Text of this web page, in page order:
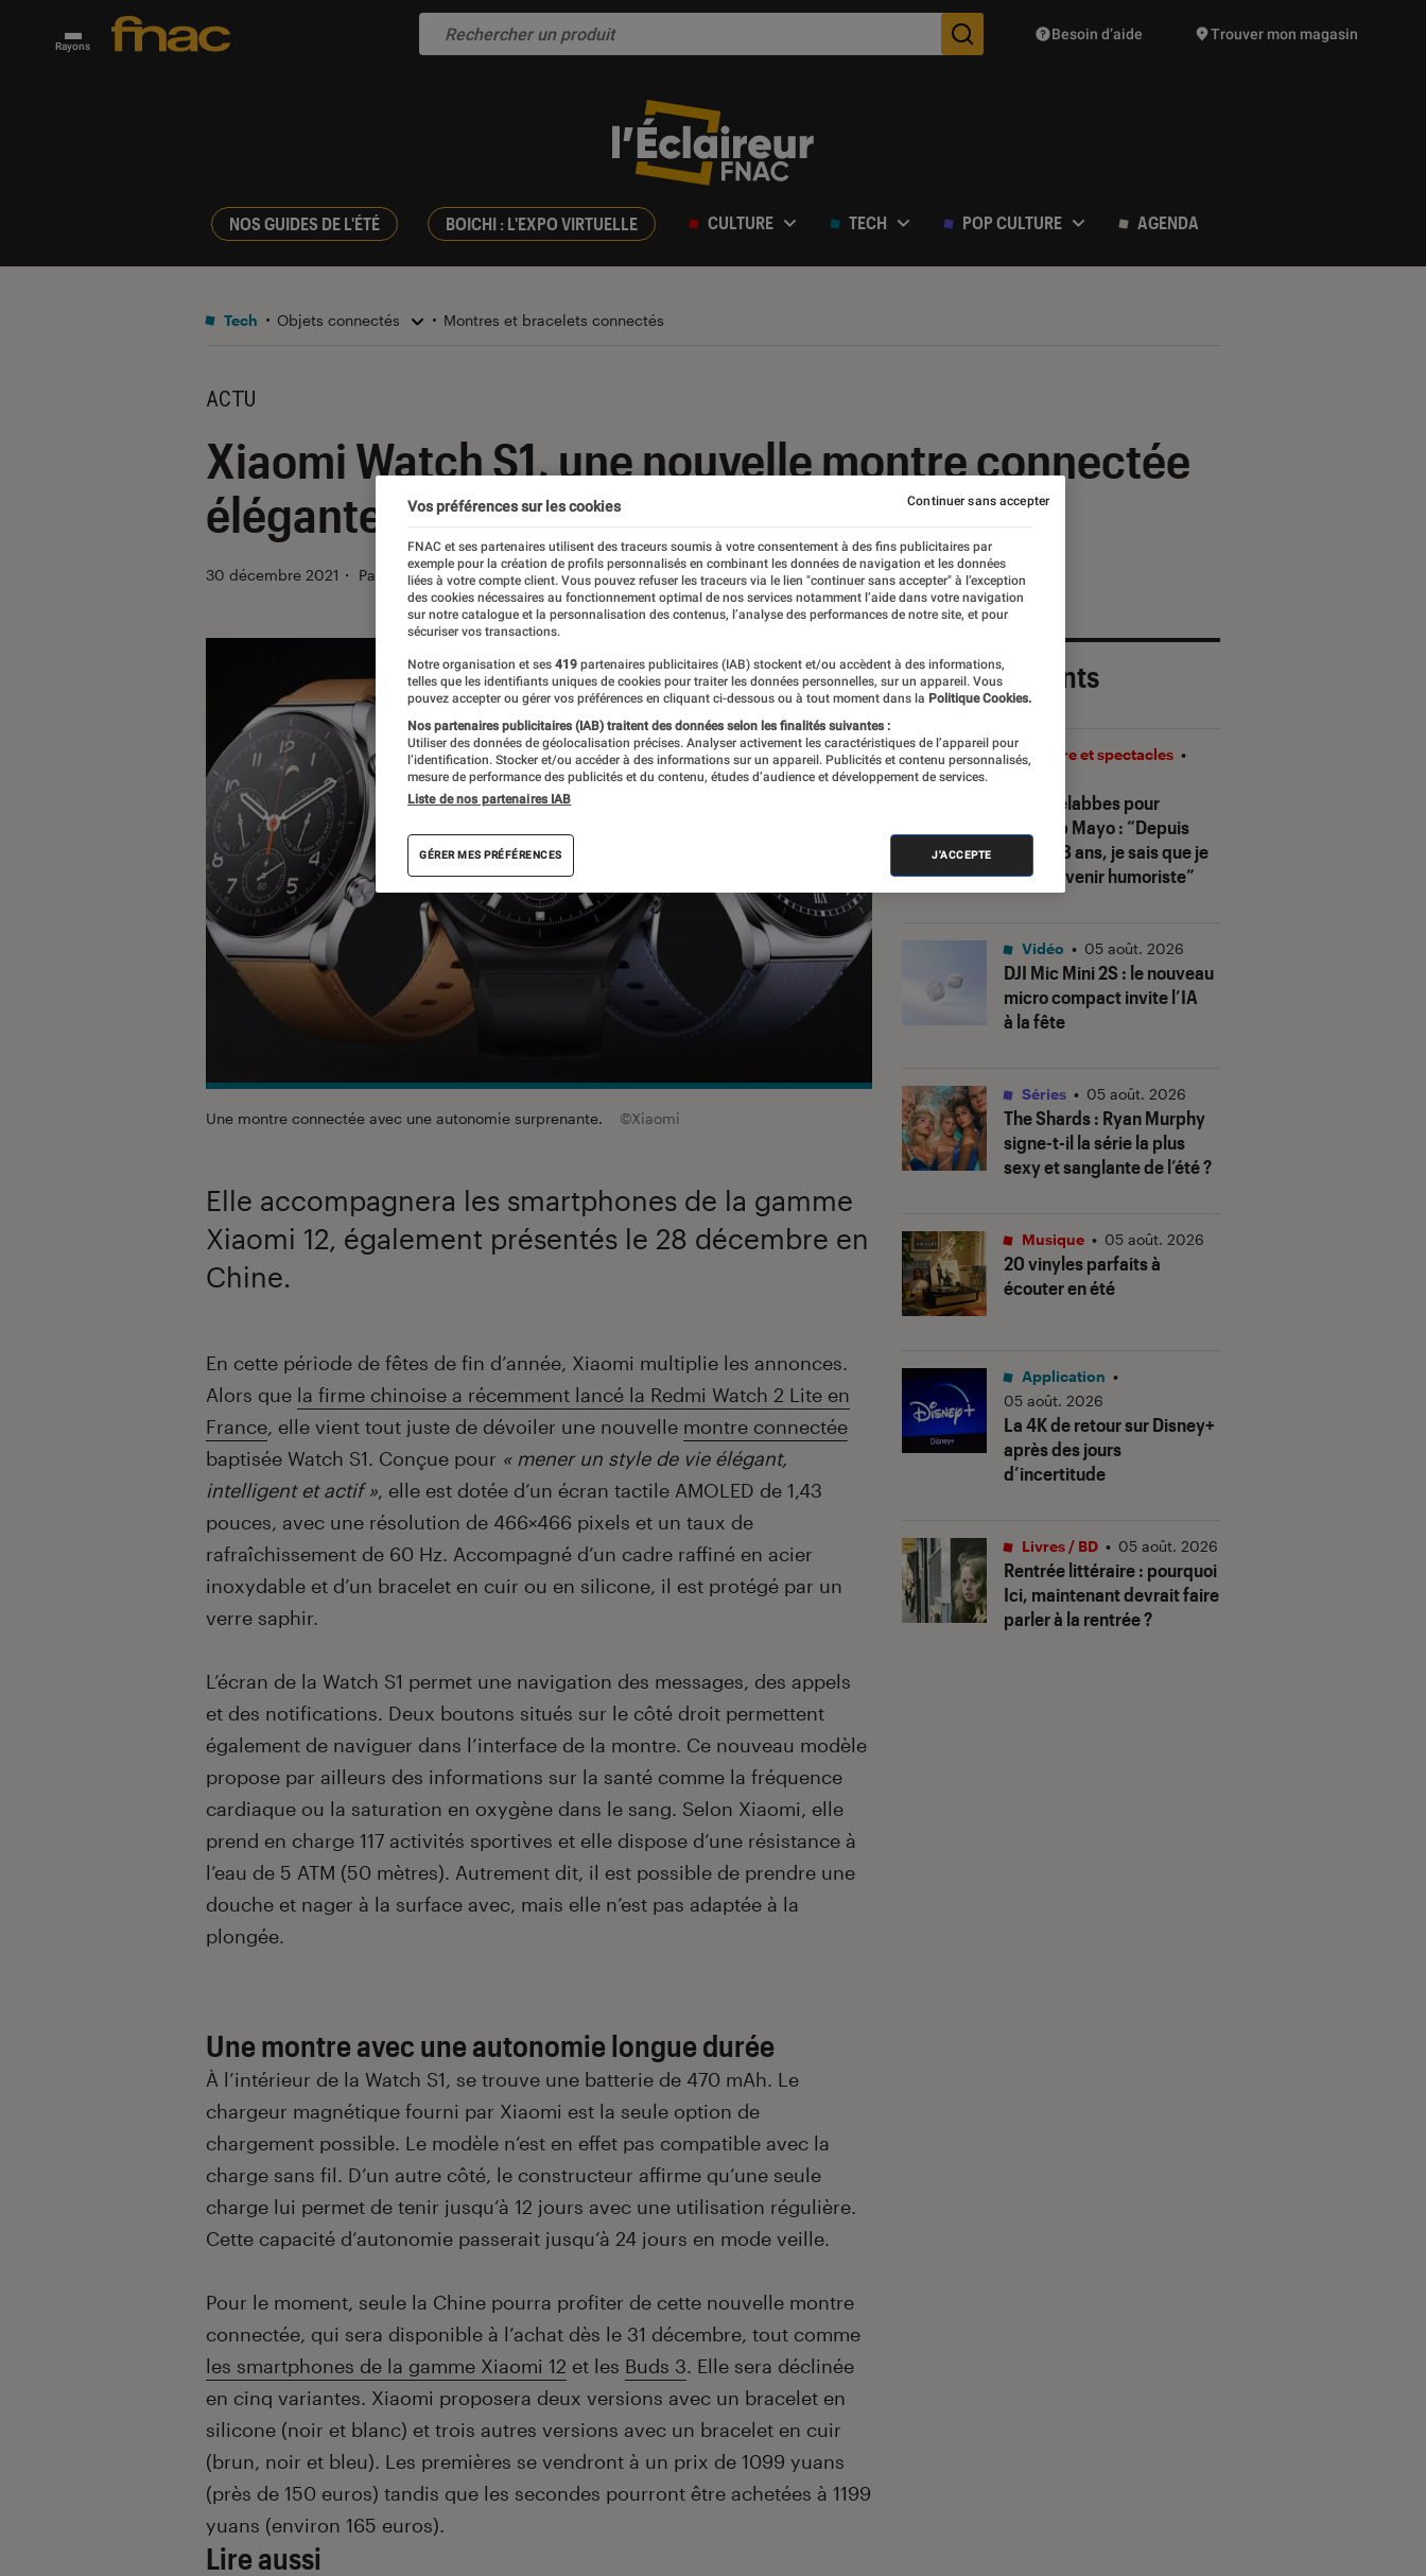
Rayons Des suggestions de produits vont vous être proposées
Besoin d’aide Trouver mon magasin
NOS GUIDES DE L'ÉTÉ BOICHI : L'EXPO VIRTUELLE CULTURE TECH POP CULTURE AGENDA
Tech Objets connectés Montres et bracelets connectés
ACTU
Xiaomi Watch S1, une nouvelle montre connectée
élégante et intelligente
30 décembre 2021 ・ Par Kesso Diallo
Une montre connectée avec une autonomie surprenante. ©Xiaomi
Elle accompagnera les smartphones de la gamme
Xiaomi 12, également présentés le 28 décembre en
Chine.
Introduction
En cette période de fêtes de fin d’année, Xiaomi multiplie les annonces.
Alors que la firme chinoise a récemment lancé la Redmi Watch 2 Lite en
France, elle vient tout juste de dévoiler une nouvelle montre connectée
baptisée Watch S1. Conçue pour « mener un style de vie élégant,
intelligent et actif », elle est dotée d’un écran tactile AMOLED de 1,43
pouces, avec une résolution de 466×466 pixels et un taux de
rafraîchissement de 60 Hz. Accompagné d’un cadre raffiné en acier
inoxydable et d’un bracelet en cuir ou en silicone, il est protégé par un
verre saphir.
L’écran de la Watch S1 permet une navigation des messages, des appels
et des notifications. Deux boutons situés sur le côté droit permettent
également de naviguer dans l’interface de la montre. Ce nouveau modèle
propose par ailleurs des informations sur la santé comme la fréquence
cardiaque ou la saturation en oxygène dans le sang. Selon Xiaomi, elle
prend en charge 117 activités sportives et elle dispose d’une résistance à
l’eau de 5 ATM (50 mètres). Autrement dit, il est possible de prendre une
douche et nager à la surface avec, mais elle n’est pas adaptée à la
plongée.
Une montre avec une autonomie longue durée
À l’intérieur de la Watch S1, se trouve une batterie de 470 mAh. Le
chargeur magnétique fourni par Xiaomi est la seule option de
chargement possible. Le modèle n’est en effet pas compatible avec la
charge sans fil. D’un autre côté, le constructeur affirme qu’une seule
charge lui permet de tenir jusqu’à 12 jours avec une utilisation régulière.
Cette capacité d’autonomie passerait jusqu’à 24 jours en mode veille.
Pour le moment, seule la Chine pourra profiter de cette nouvelle montre
connectée, qui sera disponible à l’achat dès le 31 décembre, tout comme
les smartphones de la gamme Xiaomi 12 et les Buds 3. Elle sera déclinée
en cinq variantes. Xiaomi proposera deux versions avec un bracelet en
silicone (noir et blanc) et trois autres versions avec un bracelet en cuir
(brun, noir et bleu). Les premières se vendront à un prix de 1099 yuans
(près de 150 euros) tandis que les secondes pourront être achetées à 1199
yuans (environ 165 euros).
Lire aussi
Les plus récents
Sofia Belabbes pour
Ketchup Mayo: “Depuis
que j’ai 8 ans, je sais que je
veux devenir humoriste”
Théâtre et spectacles •
DJI Mic Mini 2S : le nouveau
micro compact invite l’IA
à la fête
Vidéo • 05 août. 2026
The Shards: Ryan Murphy
signe-t-il la série la plus
sexy et sanglante de l’été ?
Séries • 05 août. 2026
20 vinyles parfaits à
écouter en été
Musique • 05 août. 2026
La 4K de retour sur Disney+
après des jours
d’incertitude
Application •
05 août. 2026
Rentrée littéraire : pourquoi
Ici, maintenant devrait faire
parler à la rentrée ?
Livres / BD • 05 août. 2026
Vos préférences sur les cookies
FNAC et ses partenaires utilisent des traceurs soumis à votre consentement à des fins publicitaires par
exemple pour la création de profils personnalisés en combinant les données de navigation et les données
liées à votre compte client. Vous pouvez refuser les traceurs via le lien "continuer sans accepter" à l’exception
des cookies nécessaires au fonctionnement optimal de nos services notamment l’aide dans votre navigation
sur notre catalogue et la personnalisation des contenus, l’analyse des performances de notre site, et pour
sécuriser vos transactions.
Notre organisation et ses 419 partenaires publicitaires (IAB) stockent et/ou accèdent à des informations,
telles que les identifiants uniques de cookies pour traiter les données personnelles, sur un appareil. Vous
pouvez accepter ou gérer vos préférences en cliquant ci-dessous ou à tout moment dans la Politique Cookies.
Nos partenaires publicitaires (IAB) traitent des données selon les finalités suivantes :
Utiliser des données de géolocalisation précises. Analyser activement les caractéristiques de l’appareil pour
l’identification. Stocker et/ou accéder à des informations sur un appareil. Publicités et contenu personnalisés,
mesure de performance des publicités et du contenu, études d’audience et développement de services.
Liste de nos partenaires IAB
GÉRER MES PRÉFÉRENCES J'ACCEPTE
Continuer sans accepter